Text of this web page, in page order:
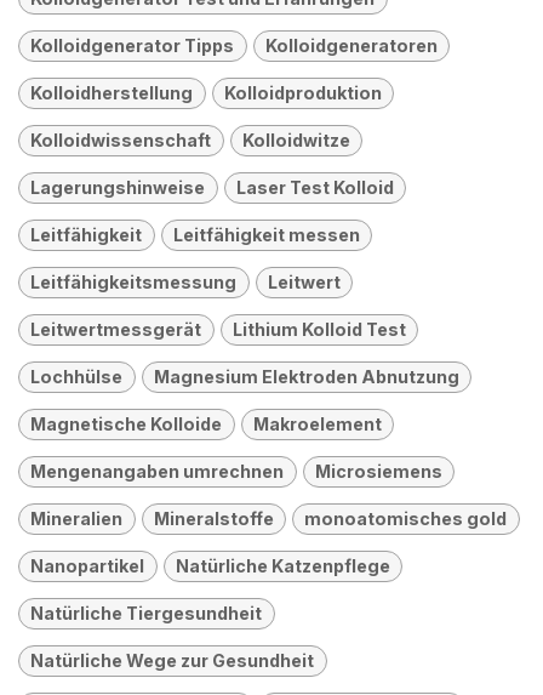
Kolloidgenerator Tipps Kolloidgeneratoren
Kolloidherstellung Kolloidproduktion
Kolloidwissenschaft Kolloidwitze
Lagerungshinweise Laser Test Kolloid
Leitfähigkeit Leitfähigkeit messen
Leitfähigkeitsmessung Leitwert
Leitwertmessgerät Lithium Kolloid Test
Lochhülse Magnesium Elektroden Abnutzung
Magnetische Kolloide Makroelement
Mengenangaben umrechnen Microsiemens
Mineralien Mineralstoffe monoatomisches gold
Nanopartikel Natürliche Katzenpflege
Natürliche Tiergesundheit
Natürliche Wege zur Gesundheit